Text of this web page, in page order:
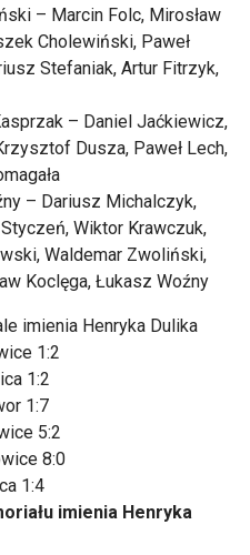
– Marcin Folc, Mirosław
Cholewiński, Paweł
Stefaniak, Artur Fitrzyk,
– Daniel Jaćkiewicz,
Dusza, Paweł Lech,
– Dariusz Michalczyk,
Wiktor Krawczuk,
Waldemar Zwoliński,
Koclęga, Łukasz Woźny
imienia Henryka Dulika
1:2
1:2
1:7
5:2
8:0
1:4
imienia Henryka